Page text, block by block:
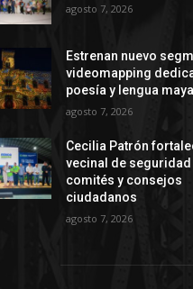
agosto 7, 2026
Estrenan nuevo
videomapping
poesía y lengua maya
agosto 7, 2026
Cecilia Patrón
vecinal de seguridad
comités y consejos
ciudadanos
agosto 7, 2026